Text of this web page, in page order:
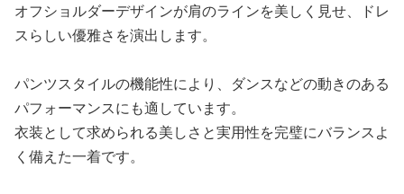
オフショルダーデザインが肩のラインを美しく見せ、ドレ
スらしい優雅さを演出します。
パンツスタイルの機能性により、ダンスなどの動きのある
パフォーマンスにも適しています。
衣装として求められる美しさと実用性を完璧にバランスよ
く備えた一着です。